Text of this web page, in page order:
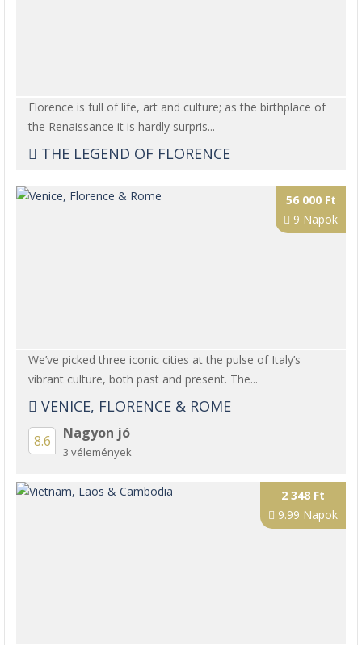
Florence is full of life, art and culture; as the birthplace of
the Renaissance it is hardly surpris...
THE LEGEND OF FLORENCE
We’ve picked three iconic cities at the pulse of Italy’s
vibrant culture, both past and present. The...
VENICE, FLORENCE & ROME
8.6 Nagyon jó
3 vélemények
56 000 Ft
9 Napok
2 348 Ft
9.99 Napok